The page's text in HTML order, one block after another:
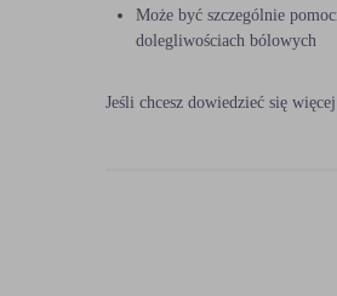
dr n. med. Adam Lewiński
lek. Patrycja Marcinkowska
Może być szczególnie
dolegliwościach bólowych
Jeśli chcesz dowiedzieć się